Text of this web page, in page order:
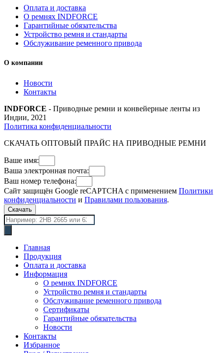
Оплата и доставка
О ремнях INDFORCE
Гарантийные обязательства
Устройство ремня и стандарты
Обслуживание ременного привода
О компании
Новости
Контакты
INDFORCE - Приводные ремни и конвейерные ленты из
Индии, 2021
Политика конфиденциальности
СКАЧАТЬ ОПТОВЫЙ ПРАЙС НА ПРИВОДНЫЕ РЕМНИ
Ваше имя:
Ваша электронная почта:
Ваш номер телефона:
Сайт защищён Google reCAPTCHA с применением Политики
конфиденциальности и Правилами пользования.
Скачать
Поиск
товаров
Главная
Продукция
Оплата и доставка
Информация
О ремнях INDFORCE
Устройство ремня и стандарты
Обслуживание ременного привода
Сертификаты
Гарантийные обязательства
Новости
Контакты
Избранное